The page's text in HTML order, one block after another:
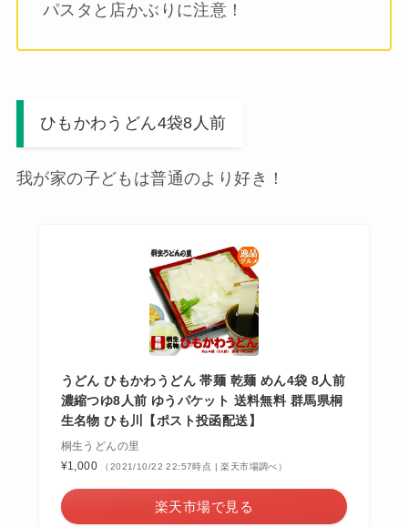
パスタと店かぶりに注意！
ひもかわうどん4袋8人前
我が家の子どもは普通のより好き！
うどん ひもかわうどん 帯麺 乾麺 めん4袋 8人前
濃縮つゆ8人前 ゆうパケット 送料無料 群馬県桐
生名物 ひも川【ポスト投函配送】
桐生うどんの里
¥1,000
（2021/10/22 22:57時点 | 楽天市場調べ）
楽天市場で見る